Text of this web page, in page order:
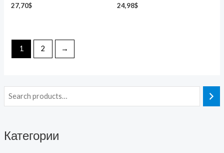
Категории
27,70$ 24,98$
1 2 →